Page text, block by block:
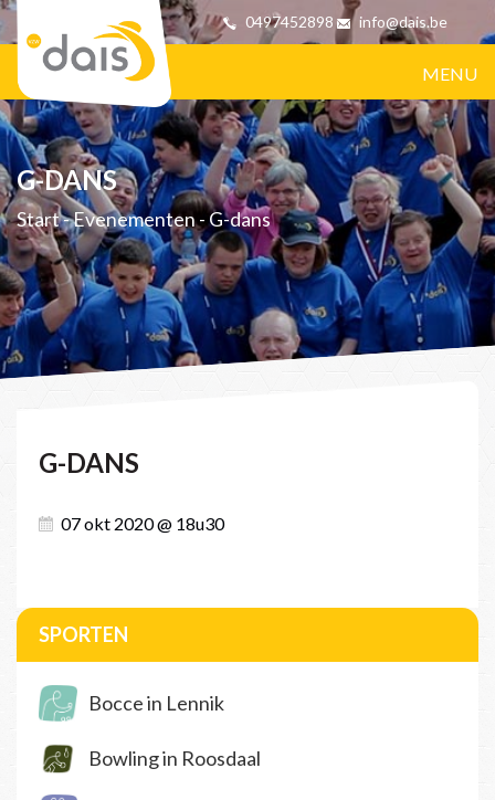
0497452898 info@dais.be
MENU
G-DANS
Start-Evenementen-G-dans
G-DANS
07 okt 2020 @ 18u30
SPORTEN
Bocce in Lennik
Bowling in Roosdaal